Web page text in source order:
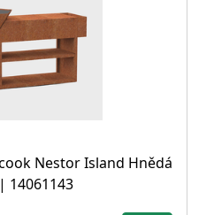
Nestor Island Hnědá
14061143